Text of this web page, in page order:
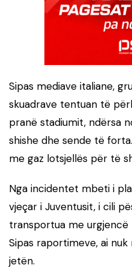
Sipas mediave italiane,
skuadrave tentuan të
pranë stadiumit, ndërsa
shishe dhe sende të
me gaz lotsjellës për të
Nga incidentet mbeti i
vjeçar i Juventusit, i cili
transportua me urgjencë
Sipas raportimeve, ai
jetën.